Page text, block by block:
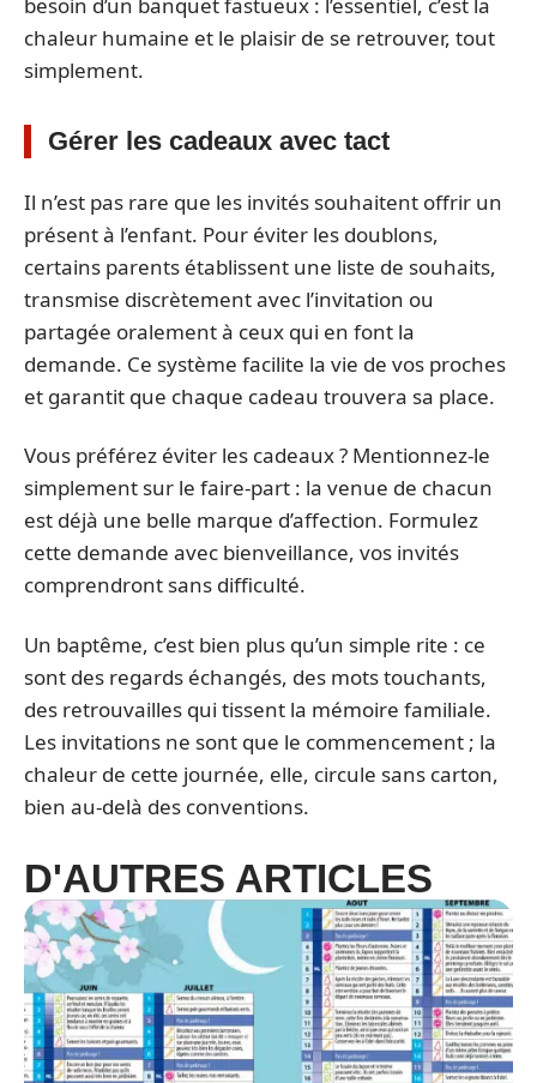
chaleur humaine et le plaisir de se retrouver, tout
simplement.
Gérer les cadeaux avec tact
Il n’est pas rare que les invités souhaitent offrir un
présent à l’enfant. Pour éviter les doublons,
certains parents établissent une liste de souhaits,
transmise discrètement avec l’invitation ou
partagée oralement à ceux qui en font la
demande. Ce système facilite la vie de vos proches
et garantit que chaque cadeau trouvera sa place.
Vous préférez éviter les cadeaux ? Mentionnez-le
simplement sur le faire-part : la venue de chacun
est déjà une belle marque d’affection. Formulez
cette demande avec bienveillance, vos invités
comprendront sans difficulté.
Un baptême, c’est bien plus qu’un simple rite : ce
sont des regards échangés, des mots touchants,
des retrouvailles qui tissent la mémoire familiale.
Les invitations ne sont que le commencement ; la
chaleur de cette journée, elle, circule sans carton,
bien au-delà des conventions.
D'AUTRES ARTICLES